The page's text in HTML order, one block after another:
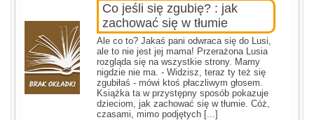
Co jeśli się zgubię? : jak
zachować się w tłumie
Ale co to? Jakaś pani odwraca się do Lusi,
ale to nie jest jej mama! Przerażona Lusia
rozgląda się na wszystkie strony. Mamy
nigdzie nie ma. - Widzisz, teraz ty też się
zgubiłaś - mówi ktoś płaczliwym głosem.
Książka ta w przystępny sposób pokazuje
dzieciom, jak zachować się w tłumie. Cóż,
czasami, mimo podjętych [...]